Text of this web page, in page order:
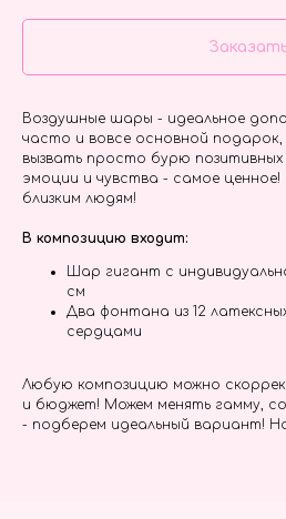
Воздушные шары - идеальное
часто и вовсе основной
вызвать просто бурю
эмоции и чувства - самое
близким людям!
В композицию входит:
Шар гигант с
см
Два фонтана из 12
сердцами
Любую композицию можно
и бюджет! Можем менять гамму,
- подберем идеальный вариант!